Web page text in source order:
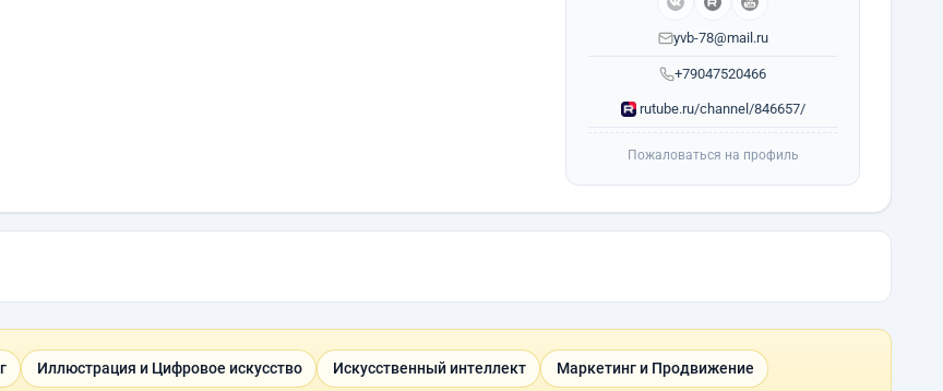
+79047520466
yvb-78@mail.ru
rutube.ru/channel/846657/
Пожаловаться на профиль
Иллюстрация и Цифровое искусство Искусственный интеллект Маркетинг и Продвижение